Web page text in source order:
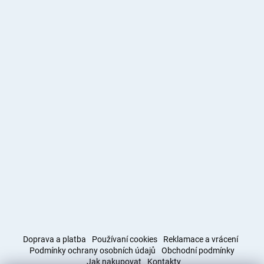
Doprava a platba Používaní cookies
Reklamace a vrácení
Podmínky ochrany osobních údajů
Obchodní podmínky
Jak nakupovat
Kontakty